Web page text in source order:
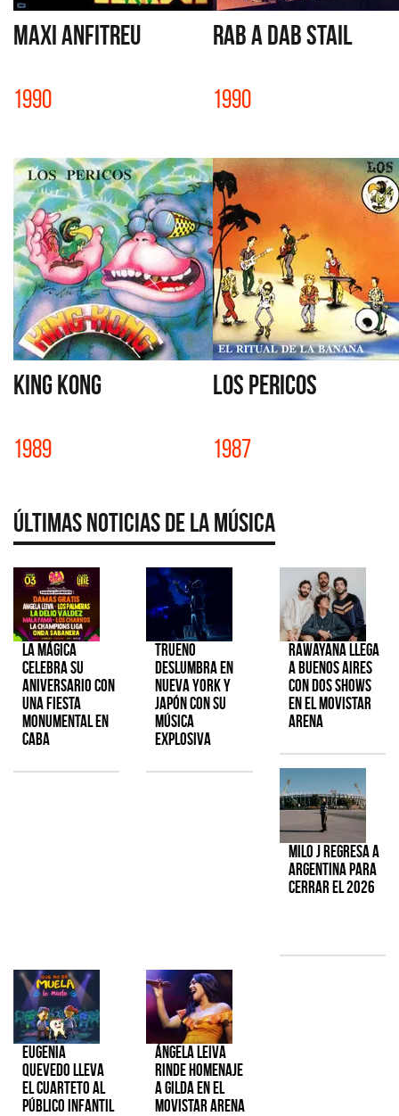
MAXI ANFITREU
1990
RAB A DAB STAIL
1990
KING KONG
1989
LOS PERICOS
1987
Últimas Noticias de la Música
La Mágica
celebra su
aniversario con
una fiesta
monumental en
CABA
TRUENO
deslumbra en
Nueva York y
Japón con su
música
explosiva
Rawayana llega
a Buenos Aires
con dos shows
en el Movistar
Arena
Milo J regresa a
Argentina para
cerrar el 2026
Eugenia
Quevedo lleva
el cuarteto al
público infantil
Ángela Leiva
rinde homenaje
a Gilda en el
Movistar Arena